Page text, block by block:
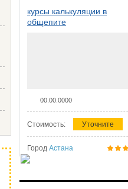
курсы калькуляции в
общепите
00.00.0000
Стоимость: Уточните
Город Астана